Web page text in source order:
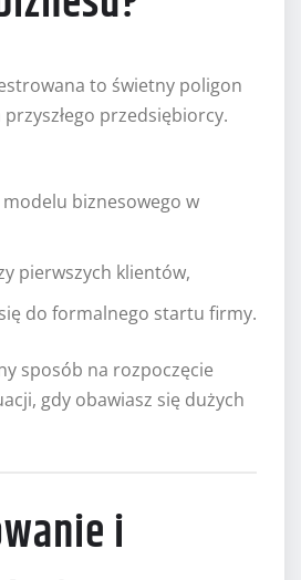
to świetny poligon
przedsiębiorcy.
biznesowego w
pierwszych klientów,
do formalnego startu firmy.
sposób na rozpoczęcie
gdy obawiasz się dużych
i